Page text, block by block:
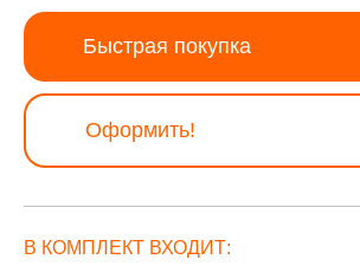
Быстрая покупка
Оформить!
В КОМПЛЕКТ ВХОДИТ: